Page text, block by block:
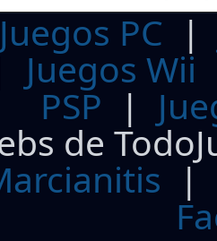
Juegos PC
Juegos Wii
PSP |
de
|